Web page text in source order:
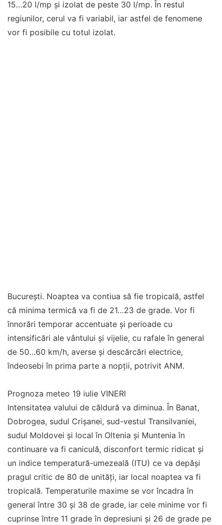
15…20 l/mp și izolat de peste 30 l/mp. În restul
regiunilor, cerul va fi variabil, iar astfel de fenomene
vor fi posibile cu totul izolat.
București. Noaptea va contiua să fie tropicală, astfel
că minima termică va fi de 21…23 de grade. Vor fi
înnorări temporar accentuate și perioade cu
intensificări ale vântului și vijelie, cu rafale în general
de 50…60 km/h, averse și descărcări electrice,
îndeosebi în prima parte a nopții, potrivit ANM.
Prognoza meteo 19 iulie VINERI
Intensitatea valului de căldură va diminua. În Banat,
Dobrogea, sudul Crișanei, sud-vestul Transilvaniei,
sudul Moldovei și local în Oltenia și Muntenia în
continuare va fi caniculă, disconfort termic ridicat și
un indice temperatură-umezeală (ITU) ce va depăși
pragul critic de 80 de unități, iar local noaptea va fi
tropicală. Temperaturile maxime se vor încadra în
general între 30 și 38 de grade, iar cele minime vor fi
cuprinse între 11 grade în depresiuni și 26 de grade pe